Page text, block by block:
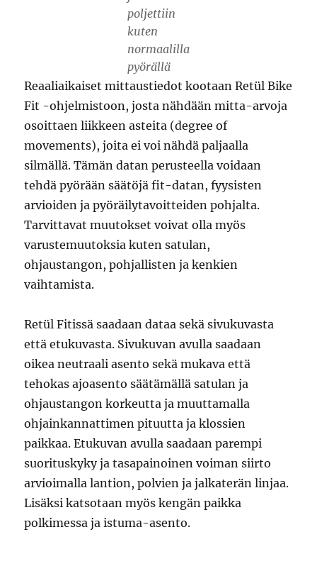
poljettiin
kuten
normaalilla
pyörällä
Reaaliaikaiset mittaustiedot kootaan Retül Bike
Fit -ohjelmistoon, josta nähdään mitta-arvoja
osoittaen liikkeen asteita (degree of
movements), joita ei voi nähdä paljaalla
silmällä. Tämän datan perusteella voidaan
tehdä pyörään säätöjä fit-datan, fyysisten
arvioiden ja pyöräilytavoitteiden pohjalta.
Tarvittavat muutokset voivat olla myös
varustemuutoksia kuten satulan,
ohjaustangon, pohjallisten ja kenkien
vaihtamista.
Retül Fitissä saadaan dataa sekä sivukuvasta
että etukuvasta. Sivukuvan avulla saadaan
oikea neutraali asento sekä mukava että
tehokas ajoasento säätämällä satulan ja
ohjaustangon korkeutta ja muuttamalla
ohjainkannattimen pituutta ja klossien
paikkaa. Etukuvan avulla saadaan parempi
suorituskyky ja tasapainoinen voiman siirto
arvioimalla lantion, polvien ja jalkaterän linjaa.
Lisäksi katsotaan myös kengän paikka
polkimessa ja istuma-asento.